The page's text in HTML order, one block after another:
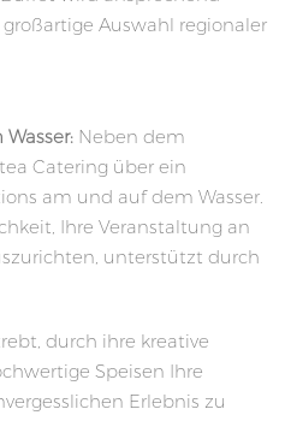
Auswahl regionaler
Neben dem
Catering über ein
am und auf dem Wasser.
Ihre Veranstaltung an
unterstützt durch
durch ihre kreative
Speisen Ihre
Erlebnis zu